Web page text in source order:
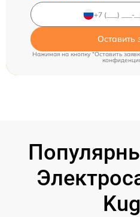
Оставить
Нажимая на кнопку "Оставить